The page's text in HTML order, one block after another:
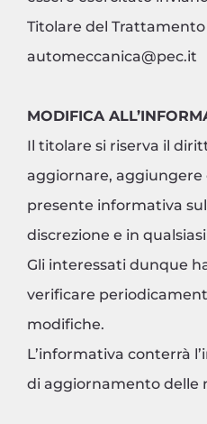
Titolare del Trattamento
automeccanica@pec.it
MODIFICA
Il titolare si riserva il
aggiornare,
presente informativa
discrezione e in
Gli interessati dunque
verificare
modifiche.
L’informativa conterrà
di aggiornamento delle